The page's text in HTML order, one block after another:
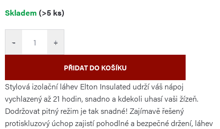
Měrná
Skladem (>5 ks)
+
−
PŘIDAT DO KOŠÍKU
Stylová izolační láhev Elton Insulated udrží váš nápoj
vychlazený až 21 hodin, snadno a kdekoli uhasí vaši žízeň.
Dodržovat pitný režim je tak snadné! Zajímavě řešený
protiskluzový úchop zajistí pohodlné a bezpečné držení, láhev